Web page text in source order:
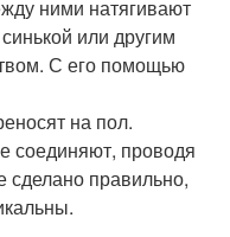
ними натягивают
или другим
С его помощью
на пол.
соединяют, проводя
сделано правильно,